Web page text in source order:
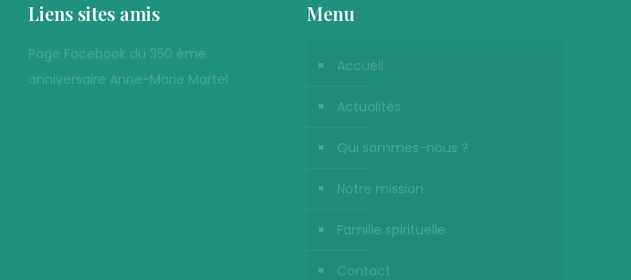
Liens sites amis
Page Facebook du 350 ème
anniversaire Anne-Marie Martel
Menu
Accueil
Actualités
Qui sommes-nous ?
Notre mission
Famille spirituelle
Contact